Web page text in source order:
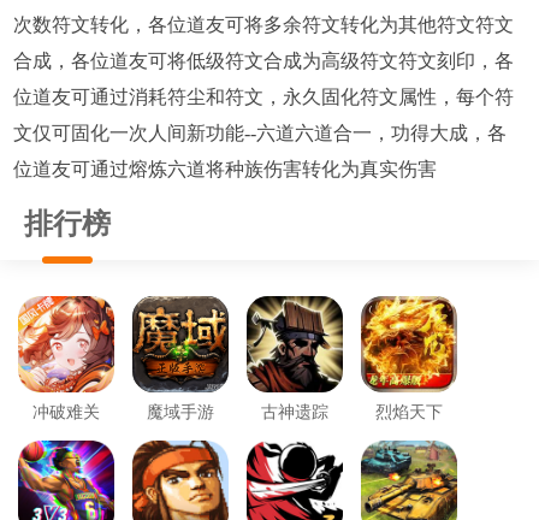
次数符文转化，各位道友可将多余符文转化为其他符文符文
合成，各位道友可将低级符文合成为高级符文符文刻印，各
位道友可通过消耗符尘和符文，永久固化符文属性，每个符
文仅可固化一次人间新功能--六道六道合一，功得大成，各
位道友可通过熔炼六道将种族伤害转化为真实伤害
排行榜
冲破难关 魔域手游 古神遗踪 烈焰天下